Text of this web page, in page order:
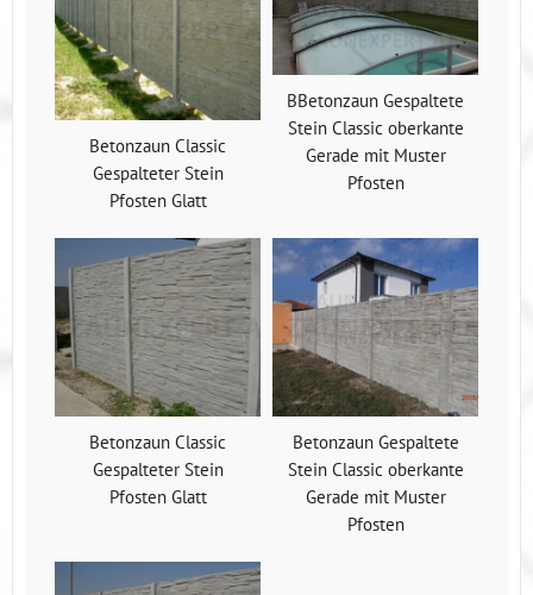
Betonzaun Classic
Gespalteter Stein
Pfosten Glatt
BBetonzaun Gespaltete
Stein Classic oberkante
Gerade mit Muster
Pfosten
Betonzaun Classic
Gespalteter Stein
Pfosten Glatt
Betonzaun Gespaltete
Stein Classic oberkante
Gerade mit Muster
Pfosten